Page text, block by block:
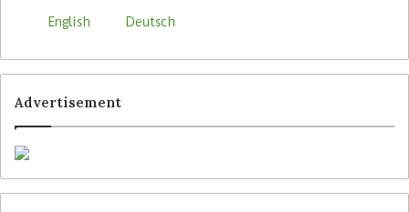
English Deutsch
Advertisement